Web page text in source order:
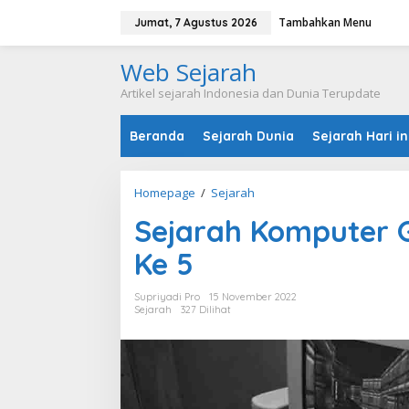
Jumat, 7 Agustus 2026 Tambahkan Menu
Web Sejarah
Artikel sejarah Indonesia dan Dunia Terupdate
Beranda Sejarah Dunia Sejarah Hari
Homepage / Sejarah
j
a
h
m
Sejarah Komputer
Ke 5
Supriyadi Pro
15 November 2022
Sejarah
327 Dilihat